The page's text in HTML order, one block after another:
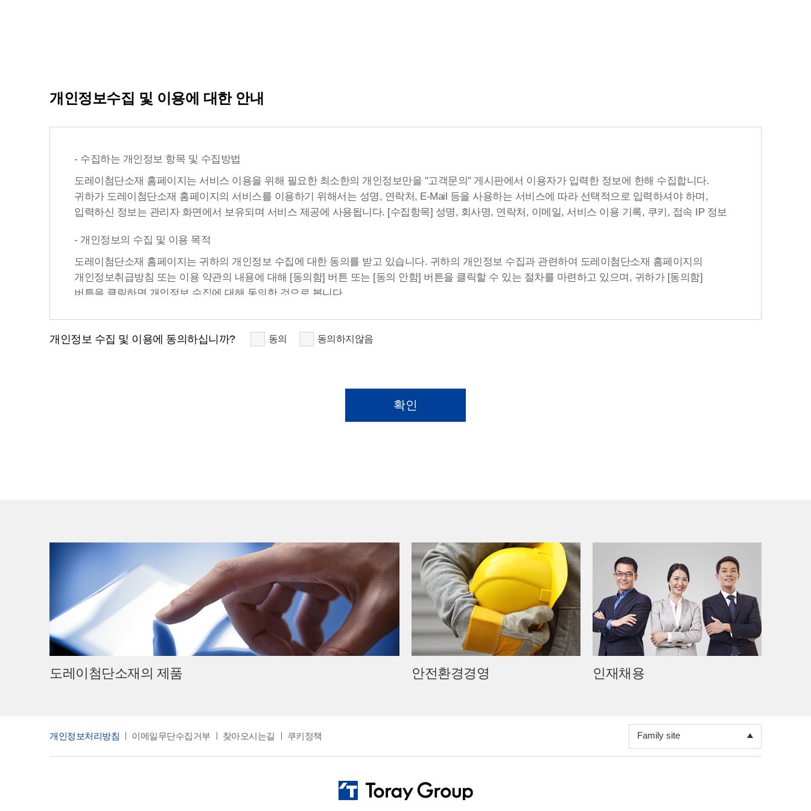
개인정보수집 및 이용에 대한 안내
- 수집하는 개인정보 항목 및 수집방법
도레이첨단소재 홈페이지는 서비스 이용을 위해 필요한 최소한의 개인정보만을 "고객문의" 게시판에서 이용자가 입력한 정보에 한해 수집합니다.
귀하가 도레이첨단소재 홈페이지의 서비스를 이용하기 위해서는 성명, 연락처, E-Mail 등을 사용하는 서비스에 따라 선택적으로 입력하셔야 하며,
입력하신 정보는 관리자 화면에서 보유되며 서비스 제공에 사용됩니다. [수집항목] 성명, 회사명, 연락처, 이메일, 서비스 이용 기록, 쿠키, 접속 IP 정보
- 개인정보의 수집 및 이용 목적
도레이첨단소재 홈페이지는 귀하의 개인정보 수집에 대한 동의를 받고 있습니다. 귀하의 개인정보 수집과 관련하여 도레이첨단소재 홈페이지의
개인정보취급방침 또는 이용 약관의 내용에 대해 [동의함] 버튼 또는 [동의 안함] 버튼을 클릭할 수 있는 절차를 마련하고 있으며, 귀하가 [동의함]
버튼을 클릭하면 개인정보 수집에 대해 동의한 것으로 봅니다.
- 개인정보의 보유 및 이용 기간
도레이첨단소재 홈페이지는 개인정보의 수집목적 또는 제공받은 목적이 달성된 때에는 귀하의 개인정보를 지체없이 파기합니다.
개인정보 수집 및 이용에 동의하십니까? 동의 동의하지않음
도레이첨단소재의 제품 안전환경경영 인재채용
개인정보처리방침 이메일무단수집거부 찾아오시는길 쿠키정책
도레이그룹
한국도레이그룹
티에이케이정보시스템
티에이케이텍스타일
티에이케이마이크로필터
Family site